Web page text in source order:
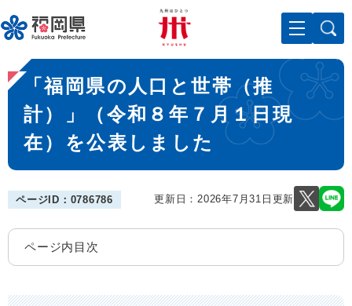
ー
ジ
先
頭
メニューを飛ばして本文へ
本
文
「福岡県の人口と世帯（推
計）」（令和８年７月１日現
在）を公表しました
ページID：0786786 更新日：2026年7月31日更新
ページ内目次